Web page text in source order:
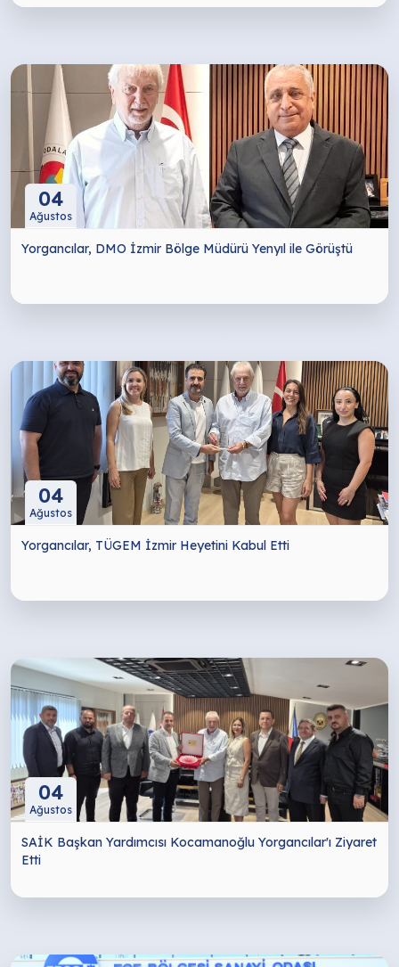
04
Ağustos
Yorgancılar, DMO İzmir Bölge Müdürü Yenyıl ile Görüştü
04
Ağustos
Yorgancılar, TÜGEM İzmir Heyetini Kabul Etti
04
Ağustos
SAİK Başkan Yardımcısı Kocamanoğlu Yorgancılar'ı Ziyaret
Etti